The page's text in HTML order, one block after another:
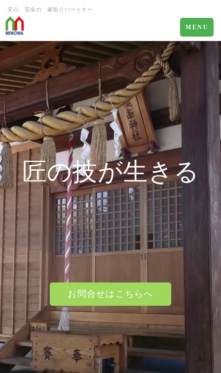
安心、安全の 家造りパートナー
Toggle
navigation
MENU
匠の技が生きる
お問合せはこちらへ